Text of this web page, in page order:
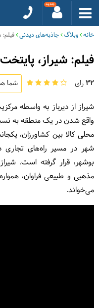
خانه وبلاگ جاذبه‌های دیدنی
فیلم: شیراز،
32رای شما
شیراز از دیرباز به واسطه
واقع شدن در یک منطقه به
محلی کالا بین کشاورزان،
شهر در مسیر راه‌های تجاری
بوشهر، قرار گرفته است.
مذهبی و طبیعی فراوان،
می‌خواند.